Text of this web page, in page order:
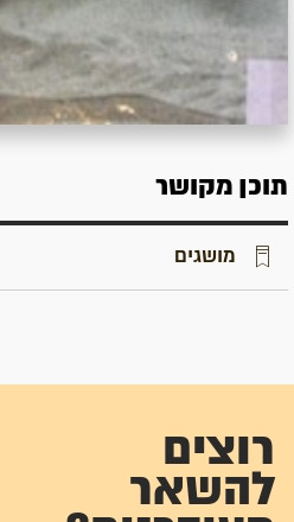
תוכן מקושר
מושגים
רוצים
להשאר